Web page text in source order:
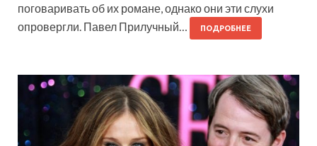
поговаривать об их романе, однако они эти слухи
опровергли. Павел Прилучный…
ПОДРОБНЕЕ